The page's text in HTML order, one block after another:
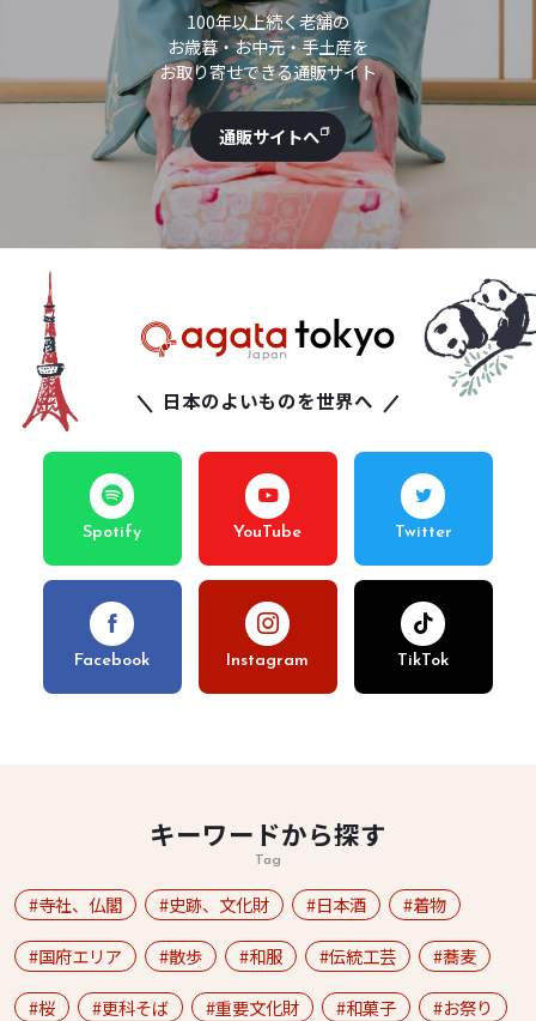
100年以上続く老舗の
お歳暮・お中元・手土産を
お取り寄せできる通販サイト
通販サイトへ
日本のよいものを世界へ
Spotify YouTube Twitter
Facebook Instagram TikTok
キーワードから探す
Tag
寺社、仏閣 史跡、文化財 日本酒 着物
国府エリア 散歩 和服 伝統工芸 蕎麦
桜 更科そば 重要文化財 和菓子 お祭り